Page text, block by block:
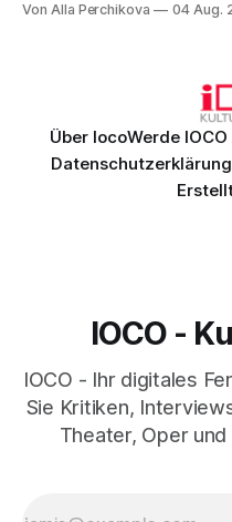
Genau so war der Abend
Von Alla Perchikova 04 Aug.
Über IocoWerde
Datenschutzerklärung
IOCO -
IOCO - Ihr digitales
Sie Kritiken,
Theater, Oper und